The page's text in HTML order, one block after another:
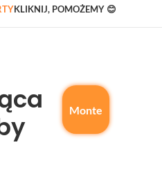
KLIKNIJ, POMOŻEMY 😊
Monte